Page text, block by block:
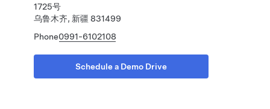
1725号
乌鲁木齐, 新疆 831499
Phone0991-6102108
Schedule a Demo Drive